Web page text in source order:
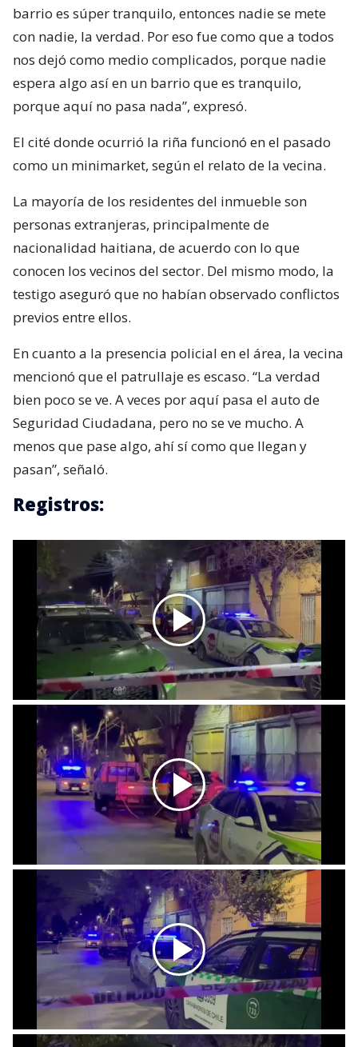
barrio es súper tranquilo, entonces nadie se mete
con nadie, la verdad. Por eso fue como que a todos
nos dejó como medio complicados, porque nadie
espera algo así en un barrio que es tranquilo,
porque aquí no pasa nada”, expresó.
El cité donde ocurrió la riña funcionó en el pasado
como un minimarket, según el relato de la vecina.
La mayoría de los residentes del inmueble son
personas extranjeras, principalmente de
nacionalidad haitiana, de acuerdo con lo que
conocen los vecinos del sector. Del mismo modo, la
testigo aseguró que no habían observado conflictos
previos entre ellos.
En cuanto a la presencia policial en el área, la vecina
mencionó que el patrullaje es escaso. “La verdad
bien poco se ve. A veces por aquí pasa el auto de
Seguridad Ciudadana, pero no se ve mucho. A
menos que pase algo, ahí sí como que llegan y
pasan”, señaló.
Registros: